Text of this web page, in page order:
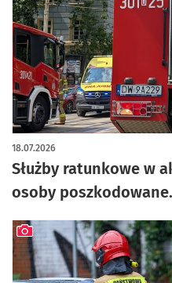
Służby ratunkowe w
osoby
18.07.2026
artykuł z galerią zdjęć